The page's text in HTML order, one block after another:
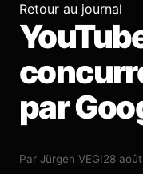
Retour au journal
par
Par Jürgen VEGI28